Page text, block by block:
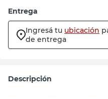
Entrega
Ingresá tu ubicación
de entrega
Descripción